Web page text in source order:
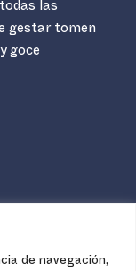
de navegación,
las
gestar tomen
goce